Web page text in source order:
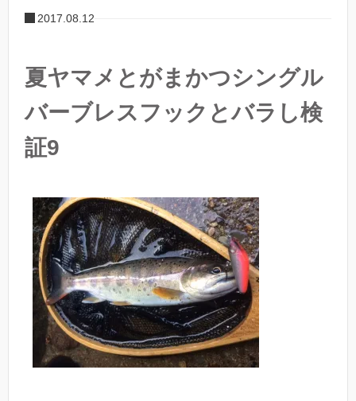
2017.08.12
夏ヤマメとがまかつシングル
バーブレスフックとバラし検
証9